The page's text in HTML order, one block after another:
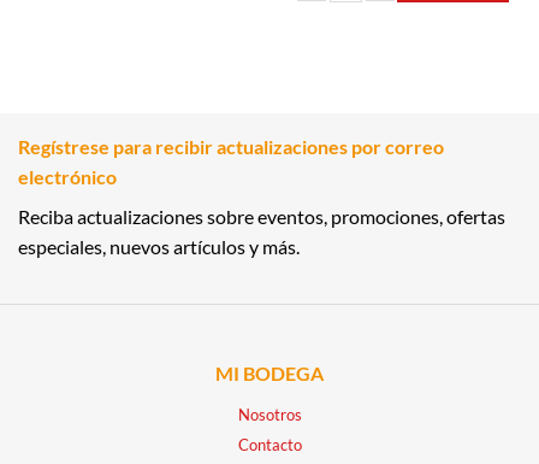
Regístrese para recibir actualizaciones por correo
electrónico
Reciba actualizaciones sobre eventos, promociones, ofertas
especiales, nuevos artículos y más.
MI BODEGA
Nosotros
Contacto